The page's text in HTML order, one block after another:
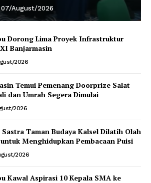
07/August/2026
Dorong Lima Proyek Infrastruktur
Banjarmasin
2026
Temui Pemenang Doorprize Salat
dan Umrah Segera Dimulai
2026
Taman Budaya Kalsel Dilatih Olah
Menghidupkan Pembacaan Puisi
2026
Kawal Aspirasi 10 Kepala SMA ke